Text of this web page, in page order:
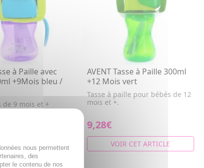
à Paille avec
+9Mois bleu /
de 9 mois et +
AU PANIER
AVENT Tasse à Paille 300ml
+12 Mois vert
Tasse à paille pour bébés de 12
mois et +.
9,28€
VOIR CET ARTICLE
nous permettent
des
le contenu de nos